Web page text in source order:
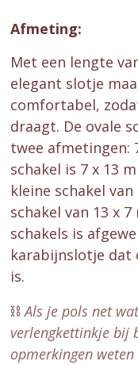
Afmeting:
Met een lengte
elegant slotje
comfortabel,
draagt. De ovale
twee afmetingen:
schakel is 7 x 13
kleine schakel
schakel van 13 x
schakels is
karabijnslotje dat
is.
⛓️Als je pols net
verlengkettinkje bij
opmerkingen